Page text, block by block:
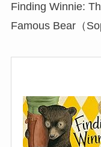
Finding Winnie:
Famous Bear（